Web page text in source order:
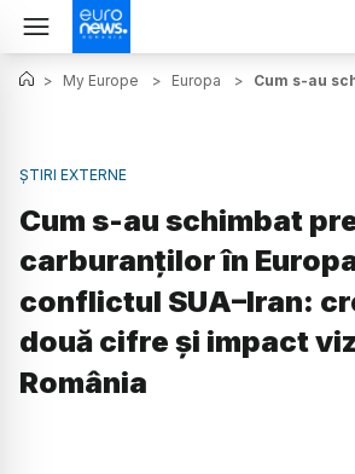
> My Europe > Europa > Cum s-au
ȘTIRI EXTERNE
Cum s-au schimbat
carburanților în
conflictul SUA–Iran:
două cifre și impact
România